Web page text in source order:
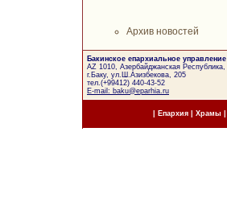
Архив новостей
Бакинское епархиальное управление
AZ 1010, Азербайджанская Республика,
г.Баку, ул.Ш.Азизбекова, 205
тел.(+99412) 440-43-52
E-mail: baku@eparhia.ru
Епархия| Храмы